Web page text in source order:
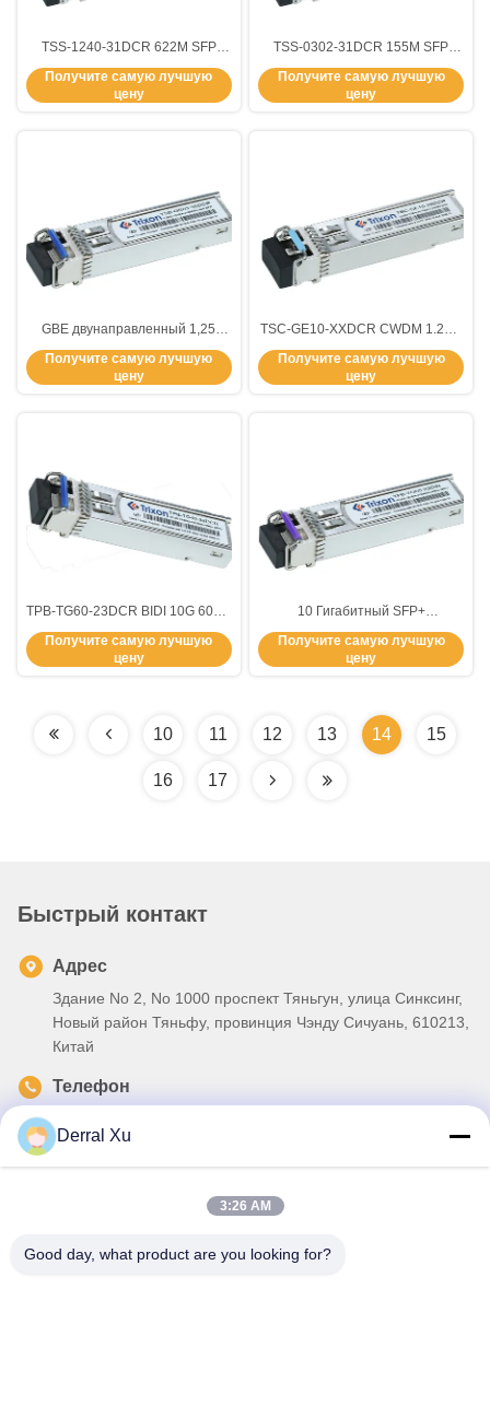
TSS-1240-31DCR 622M SFP
40km Модуль приемника с
лазером 1310nm-FP и
интерфейсом двойного LC-
Получите самую лучшую
цену
TSS-0302-31DCR 155M SFP
1310nm 2km Модуль Ethernet-
передатчика однорежимного
типа LC
Получите самую лучшую
цену
GBE двунаправленный 1,25
Гбит/с модуль SFP-передатчика
T-1310nm R-1550nm
Получите самую лучшую
цену
TSC-GE10-XXDCR CWDM 1.25G
SFP 1270-1610nm Дата
передачи данных на длину
волны 10 км
Получите самую лучшую
цену
TPB-TG60-23DCR BIDI 10G 60km
TX1270nm,RX1310nm,надёжный
модуль SFP-передатчика
Получите самую лучшую
цену
10 Гигабитный SFP+
одномодный TX1270nm
RX1310nm Расстояние 60 км
Получите самую лучшую
цену
10 11 12 13 14 15
16 17
Быстрый контакт
Адрес
Здание No 2, No 1000 проспект Тяньгун, улица Синксинг,
Новый район Тяньфу, провинция Чэнду Сичуань, 610213,
Китай
Телефон
Derral Xu
3:26 AM
Good day, what product are you looking for?